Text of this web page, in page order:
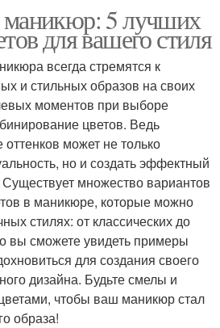
5 лучших
для вашего стиля
всегда стремятся к
и стильных образов на своих
моментов при выборе
цветов. Ведь
может не только
но и создать эффектный
множество вариантов
в маникюре, которые можно
стилях: от классических до
вы сможете увидеть примеры
для создания своего
дизайна. Будьте смелы и
чтобы ваш маникюр стал
образа!